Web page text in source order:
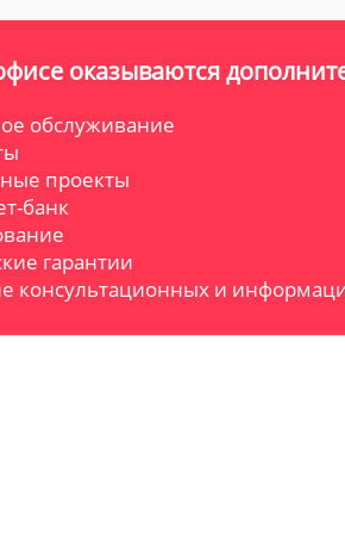
оказываются
обслуживание
проекты
банк
гарантии
консультационных и